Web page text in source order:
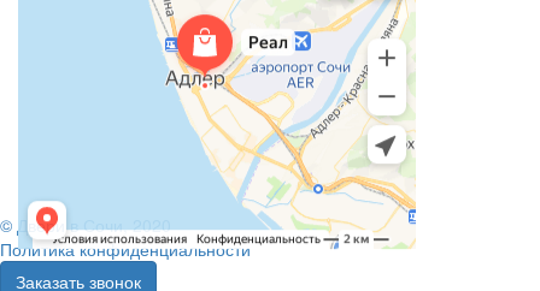
© Двери в Сочи, 2020
Политика конфиденциальности
Заказать звонок